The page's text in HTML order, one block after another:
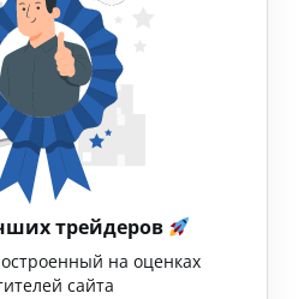
трейдеров
на оценках
сайта